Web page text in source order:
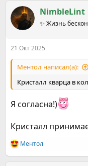
к
ц
и
NimbleLint
✨ Жизнь
21 Окт 2025
Ментол написал(а):
Кристалл кварца в
Я согласна!)
Кристалл
Р
е
Ментол